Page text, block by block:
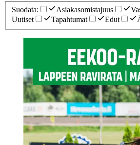
Suodata: Asiakasomistajuus
Uutiset
Tapahtumat Edut